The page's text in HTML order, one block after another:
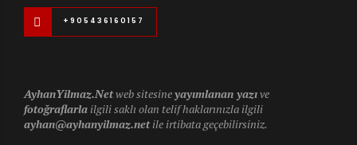
+905436160157
AyhanYilmaz.Netweb sitesineyayımlanan yazıve
fotoğraflarla ilgili saklı olan telif haklarınızla ilgili
ayhan@ayhanyilmaz.netile irtibata geçebilirsiniz.